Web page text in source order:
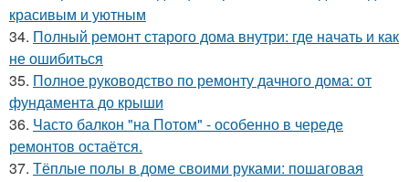
красивым и уютным
34. Полный ремонт старого дома внутри: где начать и как
не ошибиться
35. Полное руководство по ремонту дачного дома: от
фундамента до крыши
36. Часто балкон "на Потом" - особенно в череде
ремонтов остаётся.
37. Тёплые полы в доме своими руками: пошаговая